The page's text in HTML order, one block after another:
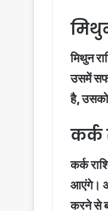
मिथुन
उसमें
है, उसको
कर्क
कर्क
आएंगे।
करने से